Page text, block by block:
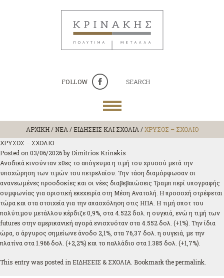
FOLLOW SEARCH
ΑΡΧΙΚΗ/ ΝΕΑ / ΕΙΔΗΣΕΙΣ ΚΑΙ ΣΧΟΛΙΑ /ΧΡΥΣΟΣ – ΣΧΟΛΙΟ
ΧΡΥΣΟΣ – ΣΧΟΛΙΟ
Posted on 03/06/2026by Dimitrios Krinakis
Ανοδικά κινούνταν χθες το απόγευμα η τιμή του χρυσού μετά την
υποχώρηση των τιμών του πετρελαίου. Την τάση διαμόρφωσαν οι
ανανεωμένες προσδοκίες και οι νέες διαβεβαιώσεις Τραμπ περί υπογραφής
συμφωνίας για οριστική εκεχειρία στη Μέση Ανατολή. Η προσοχή στρέφεται
τώρα και στα στοιχεία για την απασχόληση στις ΗΠΑ. Η τιμή σποτ του
πολύτιμου μετάλλου κέρδιζε 0,9%, στα 4.522 δολ. η ουγκιά, ενώ η τιμή των
futures στην αμερικανική αγορά ενισχυόταν στα 4.552 δολ. (+1%). Την ίδια
ώρα, ο άργυρος σημείωνε άνοδο 2,1%, στα 76,37 δολ. η ουγκιά, με την
πλατίνα στα 1.966 δολ. (+2,2%) και το παλλάδιο στα 1.385 δολ. (+1,7%).
This entry was posted in ΕΙΔΗΣΕΙΣ & ΣΧΟΛΙΑ . Bookmark thepermalink